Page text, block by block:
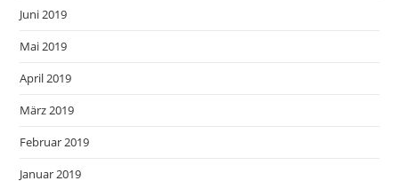
Juni 2019
Mai 2019
April 2019
März 2019
Februar 2019
Januar 2019